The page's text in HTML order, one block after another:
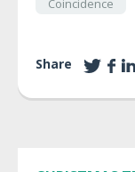
Coincidence
Share